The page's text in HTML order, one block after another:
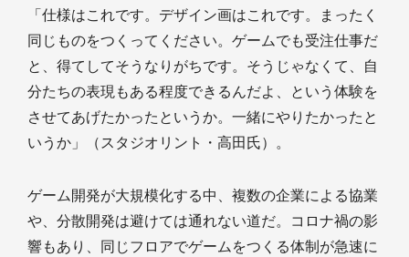
「仕様はこれです。デザイン画はこれです。まったく
同じものをつくってください。ゲームでも受注仕事だ
と、得てしてそうなりがちです。そうじゃなくて、自
分たちの表現もある程度できるんだよ、という体験を
させてあげたかったというか。一緒にやりたかったと
いうか」（スタジオリント・高田氏）。
ゲーム開発が大規模化する中、複数の企業による協業
や、分散開発は避けては通れない道だ。コロナ禍の影
響もあり、同じフロアでゲームをつくる体制が急速に